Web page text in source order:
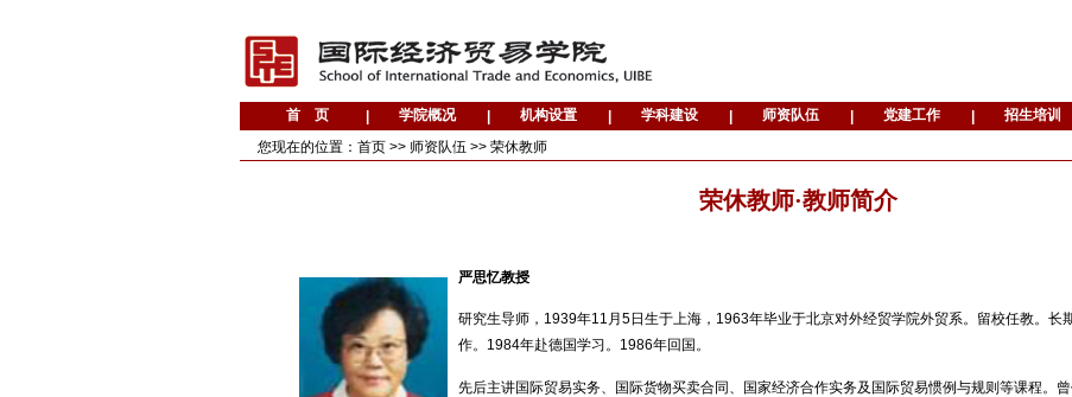
您现在的位置： 首页 >> 师资队伍 >> 荣休教师
荣休教师·教师简介
严思忆教授
研究生导师，1939年11月5日生于上海，1963年毕业于北京对外经贸学院外贸系。留校任教。长
作。1984年赴德国学习。1986年回国。
先后主讲国际贸易实务、国际货物买卖合同、国家经济合作实务及国际贸易惯例与规则等课程。